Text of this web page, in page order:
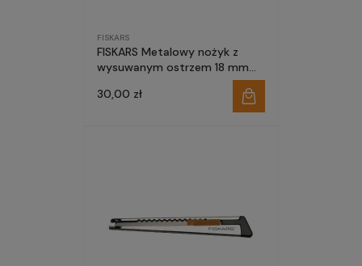
FISKARS
FISKARS Metalowy nożyk z
wysuwanym ostrzem 18 mm
30,00 zł